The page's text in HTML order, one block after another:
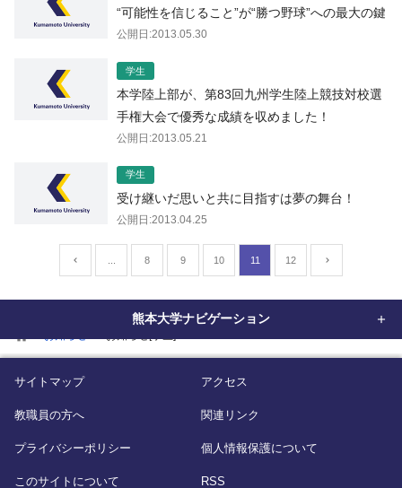
home
“可能性を信じること”が“勝つ野球”への最大の鍵
公開日:2013.05.30
学生
本学陸上部が、第83回九州学生陸上競技対校選
手権大会で優秀な成績を収めました！
公開日:2013.05.21
学生
受け継いだ思いと共に目指すは夢の舞台！
公開日:2013.04.25
8 9 10 11 12
熊本大学ナビゲーション
サイトマップ アクセス
教職員の方へ 関連リンク
プライバシーポリシー 個人情報保護について
このサイトについて RSS